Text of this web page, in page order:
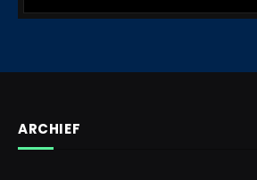
ARCHIEF